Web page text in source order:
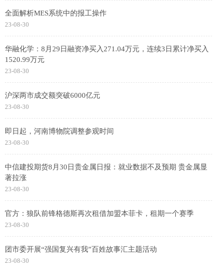
全面解析MES系统中的报工操作
23-08-30
华融化学：8月29日融资净买入271.04万元，连续3日累计净买入
1520.99万元
23-08-30
沪深两市成交额突破6000亿元
23-08-30
即日起，河南博物院调整参观时间
23-08-30
中信建投期货8月30日贵金属日报：就业数据不及预期 贵金属显
著拉涨
23-08-30
官方：狼队前锋格德斯再次租借加盟本菲卡，租期一个赛季
23-08-30
团市委开展“强国复兴有我”百姓故事汇主题活动
23-08-30